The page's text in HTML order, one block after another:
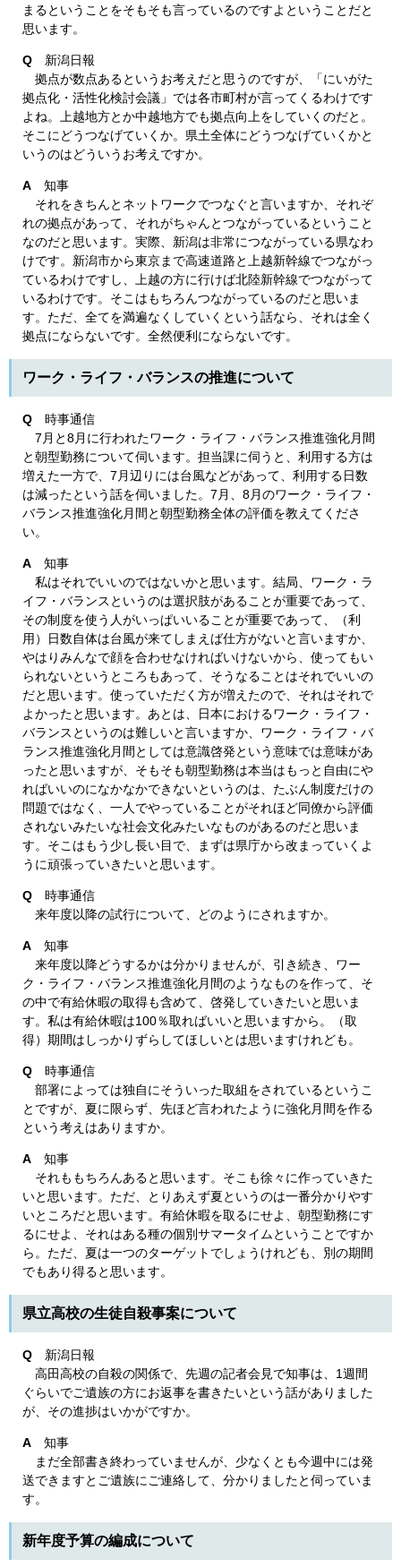
まるということをそもそも言っているのですよということだと
思います。
Q 新潟日報
拠点が数点あるというお考えだと思うのですが、「にいがた
拠点化・活性化検討会議」では各市町村が言ってくるわけです
よね。上越地方とか中越地方でも拠点向上をしていくのだと。
そこにどうつなげていくか。県土全体にどうつなげていくかと
いうのはどういうお考えですか。
A 知事
それをきちんとネットワークでつなぐと言いますか、それぞ
れの拠点があって、それがちゃんとつながっているということ
なのだと思います。実際、新潟は非常につながっている県なわ
けです。新潟市から東京まで高速道路と上越新幹線でつながっ
ているわけですし、上越の方に行けば北陸新幹線でつながって
いるわけです。そこはもちろんつながっているのだと思いま
す。ただ、全てを満遍なくしていくという話なら、それは全く
拠点にならないです。全然便利にならないです。
ワーク・ライフ・バランスの推進について
Q 時事通信
7月と8月に行われたワーク・ライフ・バランス推進強化月間
と朝型勤務について伺います。担当課に伺うと、利用する方は
増えた一方で、7月辺りには台風などがあって、利用する日数
は減ったという話を伺いました。7月、8月のワーク・ライフ・
バランス推進強化月間と朝型勤務全体の評価を教えてくださ
い。
A 知事
私はそれでいいのではないかと思います。結局、ワーク・ラ
イフ・バランスというのは選択肢があることが重要であって、
その制度を使う人がいっぱいいることが重要であって、（利
用）日数自体は台風が来てしまえば仕方がないと言いますか、
やはりみんなで顔を合わせなければいけないから、使ってもい
られないというところもあって、そうなることはそれでいいの
だと思います。使っていただく方が増えたので、それはそれで
よかったと思います。あとは、日本におけるワーク・ライフ・
バランスというのは難しいと言いますか、ワーク・ライフ・バ
ランス推進強化月間としては意識啓発という意味では意味があ
ったと思いますが、そもそも朝型勤務は本当はもっと自由にや
ればいいのになかなかできないというのは、たぶん制度だけの
問題ではなく、一人でやっていることがそれほど同僚から評価
されないみたいな社会文化みたいなものがあるのだと思いま
す。そこはもう少し長い目で、まずは県庁から改まっていくよ
うに頑張っていきたいと思います。
Q 時事通信
来年度以降の試行について、どのようにされますか。
A 知事
来年度以降どうするかは分かりませんが、引き続き、ワー
ク・ライフ・バランス推進強化月間のようなものを作って、そ
の中で有給休暇の取得も含めて、啓発していきたいと思いま
す。私は有給休暇は100％取ればいいと思いますから。（取
得）期間はしっかりずらしてほしいとは思いますけれども。
Q 時事通信
部署によっては独自にそういった取組をされているというこ
とですが、夏に限らず、先ほど言われたように強化月間を作る
という考えはありますか。
A 知事
それももちろんあると思います。そこも徐々に作っていきた
いと思います。ただ、とりあえず夏というのは一番分かりやす
いところだと思います。有給休暇を取るにせよ、朝型勤務にす
るにせよ、それはある種の個別サマータイムということですか
ら。ただ、夏は一つのターゲットでしょうけれども、別の期間
でもあり得ると思います。
県立高校の生徒自殺事案について
Q 新潟日報
高田高校の自殺の関係で、先週の記者会見で知事は、1週間
ぐらいでご遺族の方にお返事を書きたいという話がありました
が、その進捗はいかがですか。
A 知事
まだ全部書き終わっていませんが、少なくとも今週中には発
送できますとご遺族にご連絡して、分かりましたと伺っていま
す。
新年度予算の編成について